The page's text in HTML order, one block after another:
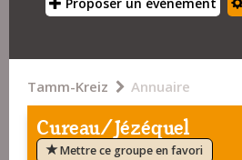
Proposer un évènement
Tamm-Kreiz Annuaire
Cureau/Jézéquel
Mettre ce groupe en favori